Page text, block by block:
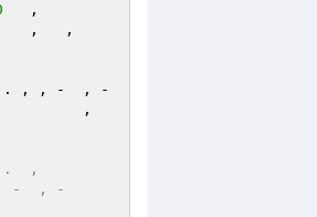
   ,
,   ,
, , -  , -
,
.  ,
-  , -